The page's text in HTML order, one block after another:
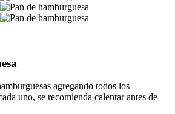
agregando todos los
uno, se recomienda calentar antes de